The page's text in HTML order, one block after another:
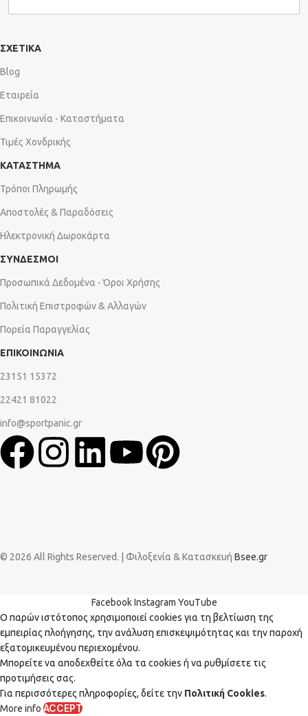
ΣΧΕΤΙΚΑ
Blog
Εταιρεία
Επικοινωνία - Καταστήματα
Τιμές Χονδρικής
ΚΑΤΑΣΤΗΜΑ
Τρόποι Πληρωμής
Αποστολές & Παραδόσεις
Ηλεκτρονική Δωροκάρτα
ΣΥΝΔΕΣΜΟΙ
Προσωπικά Δεδομένα - Όροι Χρήσης
Πολιτική Επιστροφών & Αλλαγών
Πορεία Παραγγελίας
ΕΠΙΚΟΙΝΩΝΙΑ
23151 15372
22421 81022
info@sportpanic.gr
© 2026 All Rights Reserved. | Φιλοξενία & Κατασκευή Bsee.gr
Facebook Instagram YouTube
Ο παρών ιστότοπος χρησιμοποιεί cookies για τη βελτίωση της
εμπειρίας πλοήγησης, την ανάλυση επισκεψιμότητας και την παροχή
εξατομικευμένου περιεχομένου.
Μπορείτε να αποδεχθείτε όλα τα cookies ή να ρυθμίσετε τις
προτιμήσεις σας.
Για περισσότερες πληροφορίες, δείτε την Πολιτική Cookies.
More info ACCEPT